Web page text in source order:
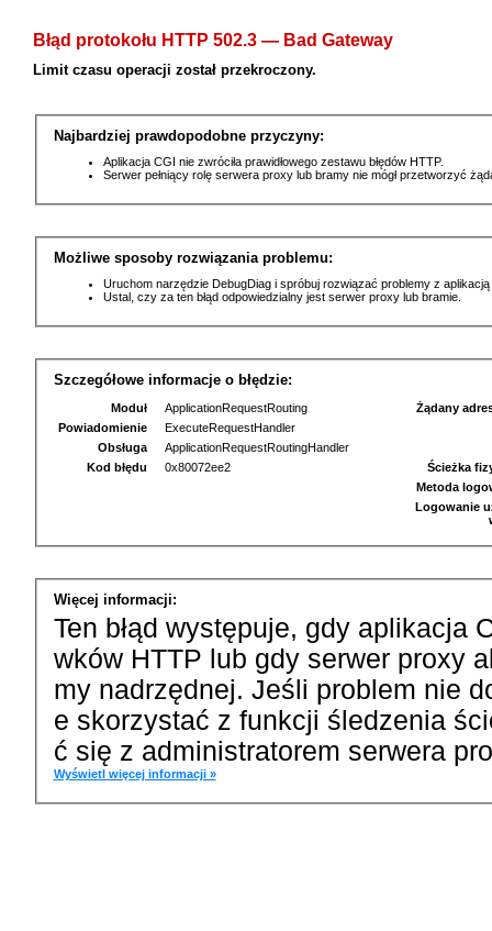
Błąd protokołu HTTP 502.3 — Bad Gateway
Limit czasu operacji został przekroczony.
Najbardziej prawdopodobne przyczyny:
Aplikacja CGI nie zwróciła prawidłowego zestawu błędów HTTP.
Serwer pełniący rolę serwera proxy lub bramy nie mógł przetworzyć
Możliwe sposoby rozwiązania problemu:
Uruchom narzędzie DebugDiag i spróbuj rozwiązać problemy z
Ustal, czy za ten błąd odpowiedzialny jest serwer proxy lub bramie.
Szczegółowe informacje o błędzie:
Moduł
ApplicationRequestRouting
Powiadomienie
ExecuteRequestHandler
Obsługa
ApplicationRequestRoutingHandler
Kod błędu
0x80072ee2
Żądany
Ścieżka
Metoda
Logowanie
Więcej informacji:
Ten błąd występuje, gdy aplikacja
wków HTTP lub gdy serwer proxy
my nadrzędnej. Jeśli problem nie
e skorzystać z funkcji śledzenia
ć się z administratorem serwera
Wyświetl więcej informacji »